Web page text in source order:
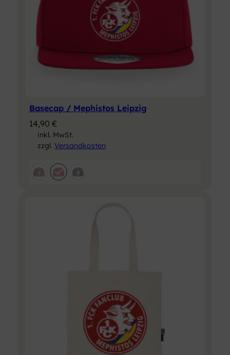
Basecap / Mephistos Leipzig
14,90 €
inkl. MwSt.
zzgl. Versandkosten